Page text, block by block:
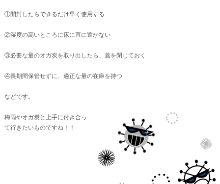
①開封したらできるだけ早く使用する
②湿度の高いところに床に直に置かない
③必要な量のオガ炭を取り出したら、蓋を閉じておく
④長期間保管せずに、適正な量の在庫を持つ
などです。
梅雨やオガ炭と上手に付き合 っ
て行きたいものですね！！